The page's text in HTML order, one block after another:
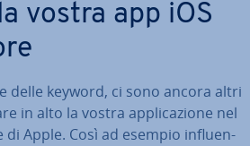
vostra app iOS
delle keyword, ci sono ancora altri
in alto la vostra ap­pli­ca­zio­ne nel
di Apple. Così ad esempio in­fluen­